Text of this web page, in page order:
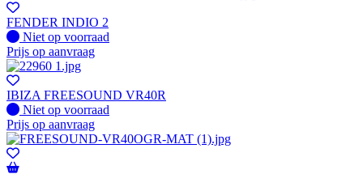
FENDER INDIO 2
Fysiek voorradig
Niet op voorraad
Prijs op aanvraag
IBIZA FREESOUND VR40R
Fysiek voorradig
Niet op voorraad
Prijs op aanvraag